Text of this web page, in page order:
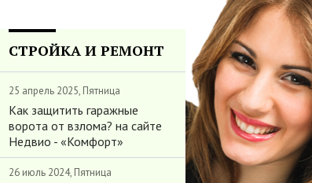
СТРОЙКА И РЕМОНТ
25 апрель 2025, Пятница
Как защитить гаражные
ворота от взлома? на сайте
Недвио - «Комфорт»
26 июль 2024, Пятница